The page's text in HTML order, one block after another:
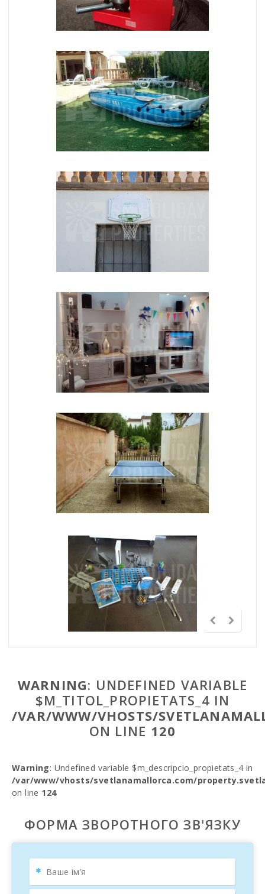
WARNING: UNDEFINED VARIABLE
$M_TITOL_PROPIETATS_4 IN
/VAR/WWW/VHOSTS/
ON LINE 120
Warning: Undefined variable $m_descripcio_propietats_4 in
/var/www/vhosts/svetlanamallorca.com/
on line 124
ФОРМА ЗВОРОТНОГО ЗВ'ЯЗКУ